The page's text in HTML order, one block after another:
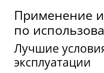
Применение
по
Лучшие
эксплуатации